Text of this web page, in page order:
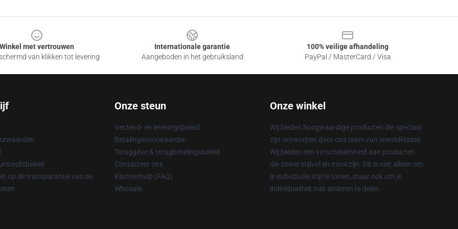
Winkel met vertrouwen
van klikken tot levering
Internationale garantie
Aangeboden in het gebruiksland
100% veilige afhandeling
PayPal / MasterCard / Visa
op de transparantie van de
Onze steun
Verzend- en leveringsbeleid
Betalingsvoorwaarden
Teruggave & terugbetalingsbeleid
Contacteer ons
Klantenhulp (FAQ)
Whosale
Onze winkel
Wij bieden hoogwaardige producten die speciaal
zijn ontworpen door ons team van wereldklasse.
Wij bieden een verscheidenheid aan producten
die zowel stijlvol en mooi zijn. Dit is niet alleen om
je individuele stijl te tonen, maar ook om je
individualiteit met anderen te delen.